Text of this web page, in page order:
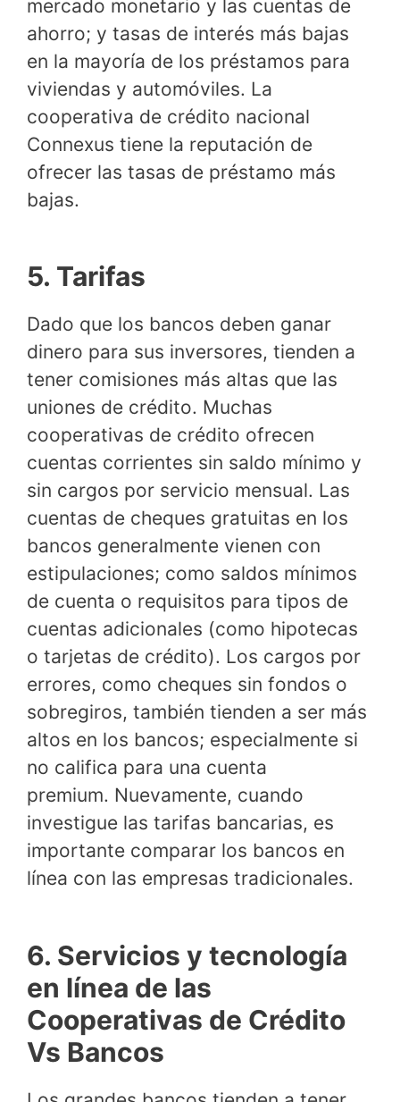
mercado monetario y las cuentas de
ahorro; y tasas de interés más bajas
en la mayoría de los préstamos para
viviendas y automóviles. La
cooperativa de crédito nacional
Connexus tiene la reputación de
ofrecer las tasas de préstamo más
bajas.
5. Tarifas
Dado que los bancos deben ganar
dinero para sus inversores, tienden a
tener comisiones más altas que las
uniones de crédito. Muchas
cooperativas de crédito ofrecen
cuentas corrientes sin saldo mínimo y
sin cargos por servicio mensual. Las
cuentas de cheques gratuitas en los
bancos generalmente vienen con
estipulaciones; como saldos mínimos
de cuenta o requisitos para tipos de
cuentas adicionales (como hipotecas
o tarjetas de crédito). Los cargos por
errores, como cheques sin fondos o
sobregiros, también tienden a ser más
altos en los bancos; especialmente si
no califica para una cuenta
premium. Nuevamente, cuando
investigue las tarifas bancarias, es
importante comparar los bancos en
línea con las empresas tradicionales.
6. Servicios y tecnología
en línea de las
Cooperativas de Crédito
Vs Bancos